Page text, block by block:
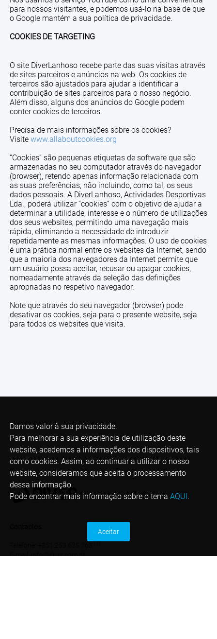
Damos valor à sua privacidade.
Para melhorar a sua experiência de utilização deste
website, acedemos a informações dos dispositivos, tais
como cookies. Assim, ao continuar a utilizar o nosso
website, consideramos que aceita o processamento
dessa informação.
Pode encontrar mais informação sobre o tema AQUI.
Aceitar
para nossos visitantes, e podemos usá-lo na base de que
o Google mantém a sua política de privacidade.
COOKIES DE TARGETING
O site DiverLanhoso recebe parte das suas visitas através
de sites parceiros e anúncios na web. Os cookies de
terceiros são ajustados para ajudar a identificar a
contribuição de sites parceiros para o nosso negócio.
Além disso, alguns dos anúncios do Google podem
conter cookies de terceiros.
Precisa de mais informações sobre os cookies?
Visite www.allaboutcookies.org
“Cookies” são pequenas etiquetas de software que são
armazenadas no seu computador através do navegador
(browser), retendo apenas informação relacionada com
as suas preferências, não incluindo, como tal, os seus
dados pessoais. A DiverLanhoso, Actividades Desportivas
Lda., poderá utilizar “cookies” com o objetivo de ajudar a
determinar a utilidade, interesse e o número de utilizações
dos seus websites, permitindo uma navegação mais
rápida, eliminando a necessidade de introduzir
repetidamente as mesmas informações. O uso de cookies
é uma prática normal entre os websites da Internet, sendo
que a maioria dos navegadores da Internet permite que
um usuário possa aceitar, recusar ou apagar cookies,
nomeadamente através da seleção das definições
apropriadas no respetivo navegador.
Note que através do seu navegador (browser) pode
desativar os cookies, seja para o presente website, seja
para todos os websites que visita.
(1)
E-mail: info@diver.com.pt